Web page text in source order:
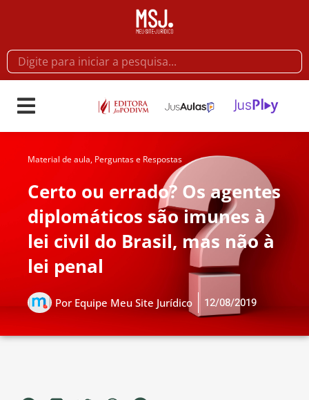
Material de aula, Perguntas e Respostas
Certo ou errado? Os agentes
diplomáticos são imunes à
lei civil do Brasil, mas não à
lei penal
Por Equipe Meu Site Jurídico 12/08/2019